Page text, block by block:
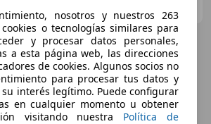
nosotros y nuestros 263
o tecnologías similares para
y procesar datos personales,
a esta página web, las direcciones
de cookies. Algunos socios no
para procesar tus datos y
interés legítimo. Puede configurar
en cualquier momento u obtener
visitando nuestra Política de